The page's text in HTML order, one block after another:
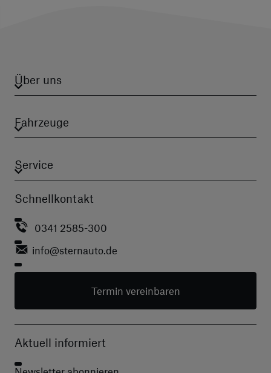
Über uns
Fahrzeuge
Service
Schnellkontakt
0341 2585-300
info@sternauto.de
Termin vereinbaren
Aktuell informiert